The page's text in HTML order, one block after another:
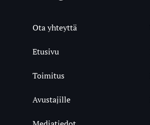
Ota yhteyttä
Etusivu
Toimitus
Avustajille